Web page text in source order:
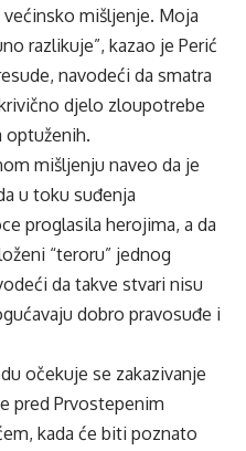
većinsko mišljenje. Moja
razlikuje”, kazao je Perić
navodeći da smatra
djelo zloupotrebe
optuženih.
mišljenju naveo da je
u toku suđenja
proglasila herojima, a da
“teroru” jednog
da takve stvari nisu
dobro pravosuđe i
očekuje se zakazivanje
pred Prvostepenim
kada će biti poznato